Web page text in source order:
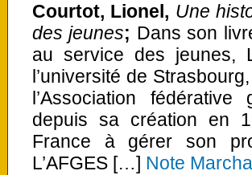
Courtot, Lionel, Une
des jeunes; Dans son
au service des jeunes,
l’université de
l’Association
depuis sa création en
France à gérer son
L’AFGES […] Note Marchal